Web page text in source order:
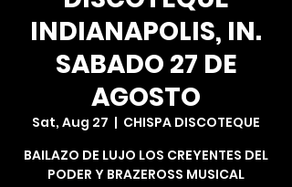
INDIANAPOLIS, IN.
SABADO 27 DE
AGOSTO
Sat, Aug 27
  |
CHISPA DISCOTEQUE
BAILAZO DE LUJO LOS CREYENTES DEL
PODER Y BRAZEROSS MUSICAL